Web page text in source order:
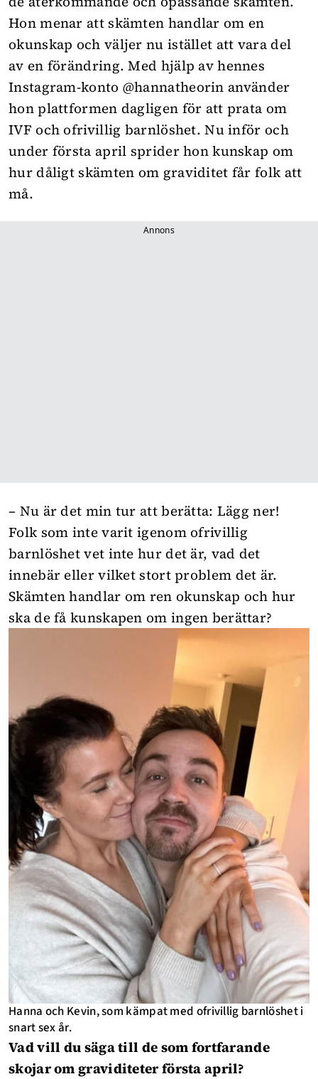
Hon menar att skämten handlar om en
okunskap och väljer nu istället att vara del
av en förändring. Med hjälp av hennes
Instagram-konto @hannatheorin använder
hon plattformen dagligen för att prata om
IVF och ofrivillig barnlöshet. Nu inför och
under första april sprider hon kunskap om
hur dåligt skämten om graviditet får folk att
må.
Annons
– Nu är det min tur att berätta: Lägg ner!
Folk som inte varit igenom ofrivillig
barnlöshet vet inte hur det är, vad det
innebär eller vilket stort problem det är.
Skämten handlar om ren okunskap och hur
ska de få kunskapen om ingen berättar?
Hanna och Kevin, som kämpat med ofrivillig barnlöshet i
snart sex år.
Vad vill du säga till de som fortfarande
skojar om graviditeter första april?